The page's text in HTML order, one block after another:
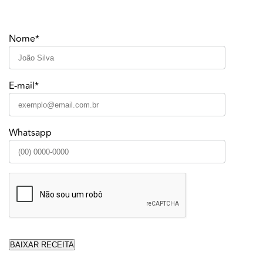
Nome*
E-mail*
Whatsapp